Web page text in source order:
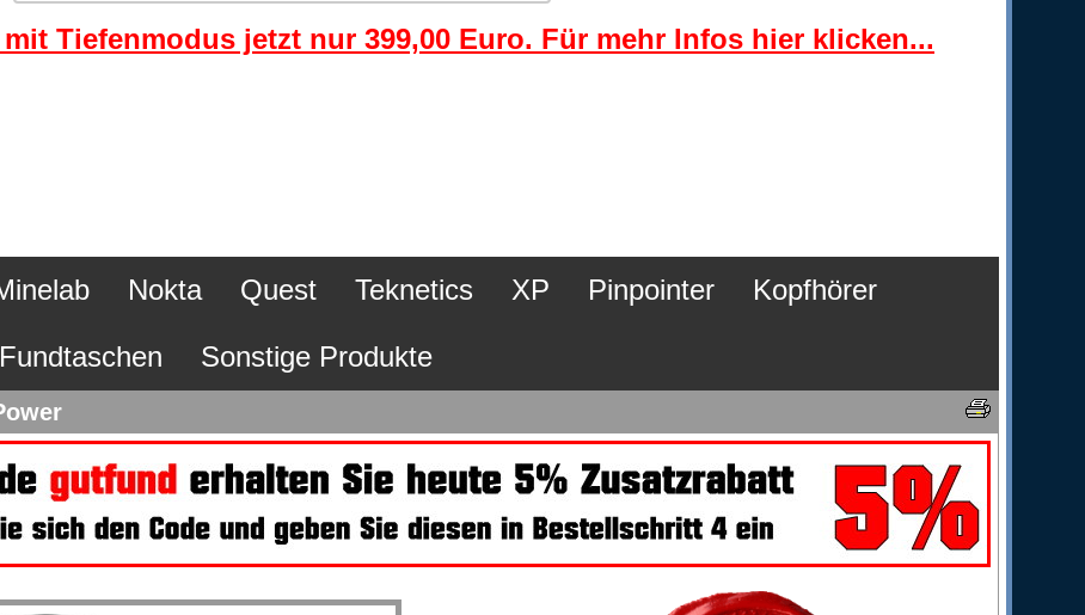
Tiefenmodus jetzt nur 399,00 Euro. Für mehr Infos hier klicken...
Nokta Quest Teknetics XP Pinpointer Kopfhörer
Fundtaschen Sonstige Produkte